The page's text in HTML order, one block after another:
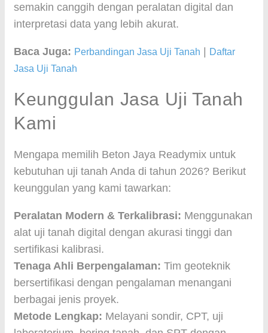
semakin canggih dengan peralatan digital dan
interpretasi data yang lebih akurat.
Baca Juga: Perbandingan Jasa Uji Tanah
Daftar
Jasa Uji Tanah
Keunggulan Jasa Uji Tanah
Kami
Mengapa memilih Beton Jaya Readymix untuk
kebutuhan uji tanah Anda di tahun 2026? Berikut
keunggulan yang kami tawarkan:
Peralatan Modern & Terkalibrasi: Menggunakan
alat uji tanah digital dengan akurasi tinggi dan
sertifikasi kalibrasi.
Tenaga Ahli Berpengalaman: Tim geoteknik
bersertifikasi dengan pengalaman menangani
berbagai jenis proyek.
Metode Lengkap: Melayani sondir, CPT, uji